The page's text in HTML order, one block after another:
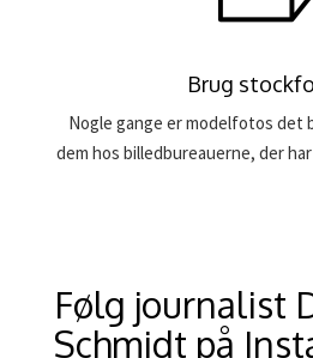
Brug
Nogle gange er modelfotos det
dem hos billedbureauerne, der
Følg journalist
Schmidt på